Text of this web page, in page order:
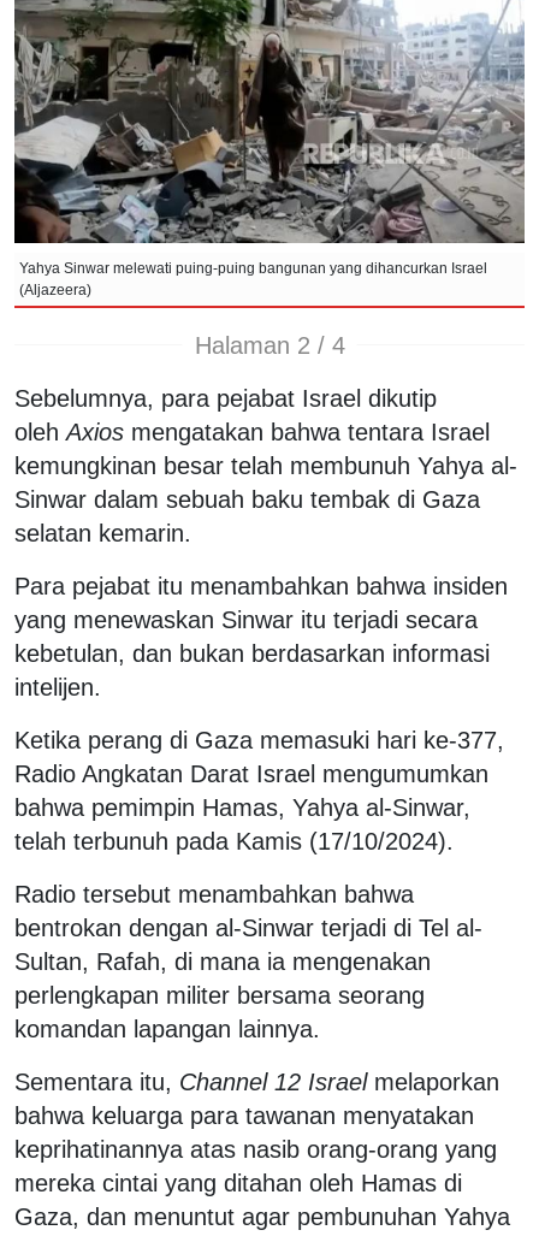
Yahya Sinwar melewati puing-puing bangunan yang dihancurkan Israel
(Aljazeera)
Halaman 2 / 4
Sebelumnya, para pejabat Israel dikutip
olehAxios mengatakan bahwa tentara Israel
kemungkinan besar telah membunuh Yahya al-
Sinwar dalam sebuah baku tembak di Gaza
selatan kemarin.
Para pejabat itu menambahkan bahwa insiden
yang menewaskan Sinwar itu terjadi secara
kebetulan, dan bukan berdasarkan informasi
intelijen.
Ketika perang di Gaza memasuki hari ke-377,
Radio Angkatan Darat Israel mengumumkan
bahwa pemimpin Hamas, Yahya al-Sinwar,
telah terbunuh pada Kamis (17/10/2024).
Radio tersebut menambahkan bahwa
bentrokan dengan al-Sinwar terjadi di Tel al-
Sultan, Rafah, di mana ia mengenakan
perlengkapan militer bersama seorang
komandan lapangan lainnya.
Sementara itu, Channel 12 Israelmelaporkan
bahwa keluarga para tawanan menyatakan
keprihatinannya atas nasib orang-orang yang
mereka cintai yang ditahan oleh Hamas di
Gaza, dan menuntut agar pembunuhan Yahya